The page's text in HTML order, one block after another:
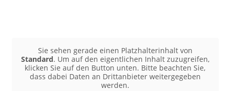
Sie sehen gerade einen Platzhalterinhalt von
Standard. Um auf den eigentlichen Inhalt zuzugreifen,
klicken Sie auf den Button unten. Bitte beachten Sie,
dass dabei Daten an Drittanbieter weitergegeben
werden.